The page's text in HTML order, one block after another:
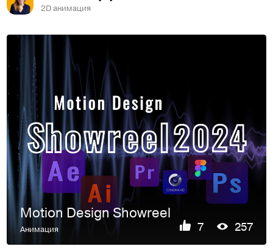
2D анимация
Motion Design Showreel
Анимация 7 257